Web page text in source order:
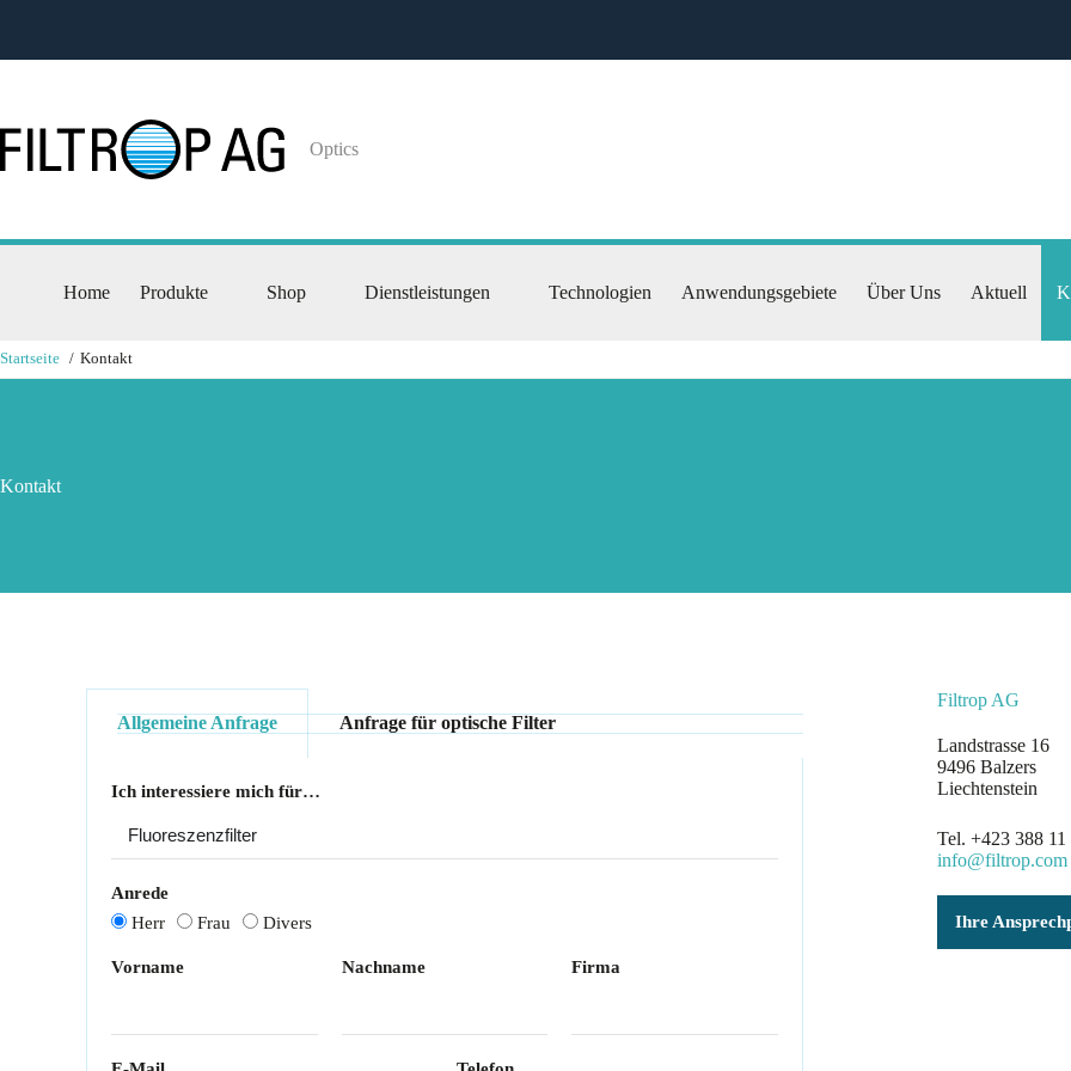
Optics
Home Produkte Shop Dienstleistungen Technologien Anwendungsgebiete Über Uns Aktuell
Startseite Kontakt
Kontakt
Allgemeine Anfrage Anfrage für optische Filter
Ich interessiere mich für…
Anrede
Herr
Frau Divers
Vorname Nachname Firma
Filtrop AG​
Landstrasse 16
9496 Balzers
Liechtenstein
Tel. +423 388 11
info@filtrop.com
Ihre